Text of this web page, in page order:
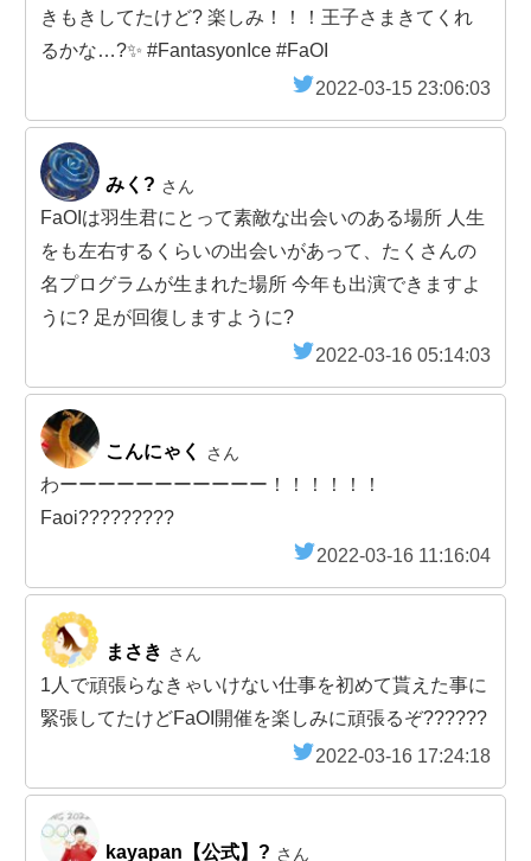
きもきしてたけど? 楽しみ！！！王子さまきてくれ
るかな…?✨ #FantasyonIce #FaOI
2022-03-15 23:06:03
みく? さん
FaOIは羽生君にとって素敵な出会いのある場所 人生
をも左右するくらいの出会いがあって、たくさんの
名プログラムが生まれた場所 今年も出演できますよ
うに? 足が回復しますように?
2022-03-16 05:14:03
こんにゃく さん
わーーーーーーーーーーー！！！！！！
Faoi?????????
2022-03-16 11:16:04
まさき さん
1人で頑張らなきゃいけない仕事を初めて貰えた事に
緊張してたけどFaOI開催を楽しみに頑張るぞ??????
2022-03-16 17:24:18
kayapan【公式】? さん